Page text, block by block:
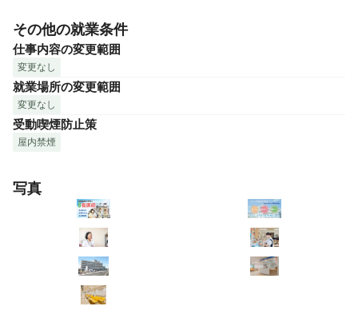
その他の就業条件
仕事内容の変更範囲
変更なし
就業場所の変更範囲
変更なし
受動喫煙防止策
屋内禁煙
写真